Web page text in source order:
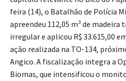
feira (14), o Batalhão de Polícia
apreendeu 112,05 m³ de
irregular e aplicou R$ 33.615,00
ação realizada na TO-134,
Angico. A fiscalização integra a
Biomas, que intensificou o